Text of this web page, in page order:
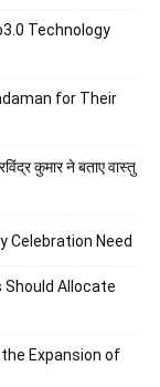
Technology
for Their
कुमार ने बताए वास्तु
Celebration Need
Should Allocate
the Expansion of